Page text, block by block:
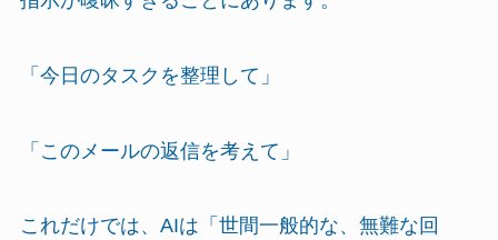
「今日のタスクを整理して」
「このメールの返信を考えて」
これだけでは、AIは「世間一般的な、無難な回